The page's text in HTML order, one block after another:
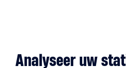
Analyseer uw